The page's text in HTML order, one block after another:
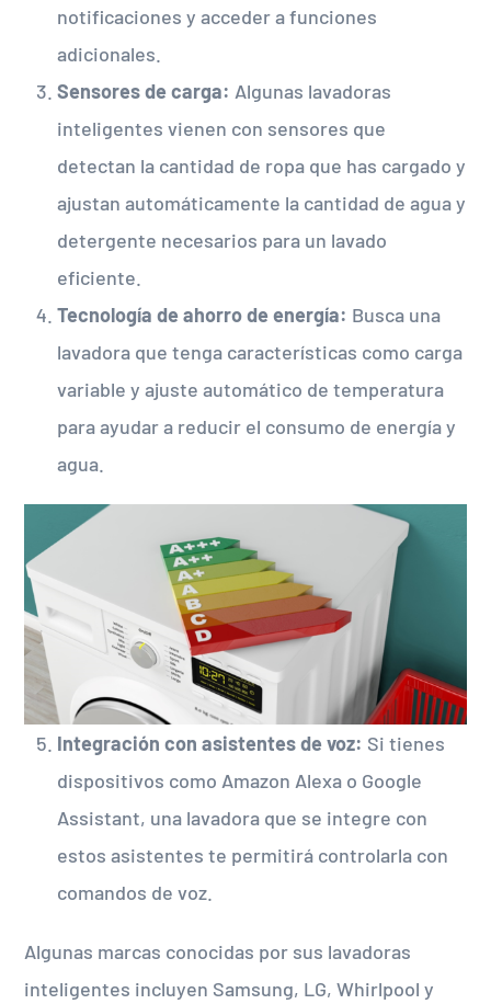
notificaciones y acceder a funciones
adicionales.
Sensores de carga: Algunas lavadoras
inteligentes vienen con sensores que
detectan la cantidad de ropa que has cargado y
ajustan automáticamente la cantidad de agua y
detergente necesarios para un lavado
eficiente.
Tecnología de ahorro de energía: Busca una
lavadora que tenga características como carga
variable y ajuste automático de temperatura
para ayudar a reducir el consumo de energía y
agua.
Integración con asistentes de voz: Si tienes
dispositivos como Amazon Alexa o Google
Assistant, una lavadora que se integre con
estos asistentes te permitirá controlarla con
comandos de voz.
Algunas marcas conocidas por sus lavadoras
inteligentes incluyen Samsung, LG, Whirlpool y